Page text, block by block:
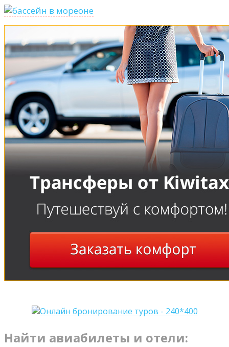
Найти авиабилеты и отели: